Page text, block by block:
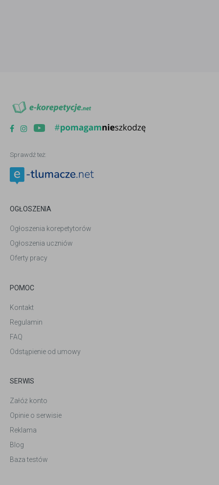
Sprawdź też:
OGŁOSZENIA
Ogłoszenia korepetytorów
Ogłoszenia uczniów
Oferty pracy
POMOC
Kontakt
Regulamin
FAQ
Odstąpienie od umowy
SERWIS
Załóż konto
Opinie o serwisie
Reklama
Blog
Baza testów